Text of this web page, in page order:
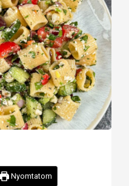
Nyomtatom